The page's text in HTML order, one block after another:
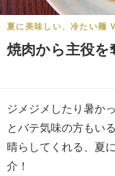
夏に美味しい、冷たい麺
焼肉から主役
ジメジメしたり暑か
とバテ気味の方もい
晴らしてくれる、夏
介！